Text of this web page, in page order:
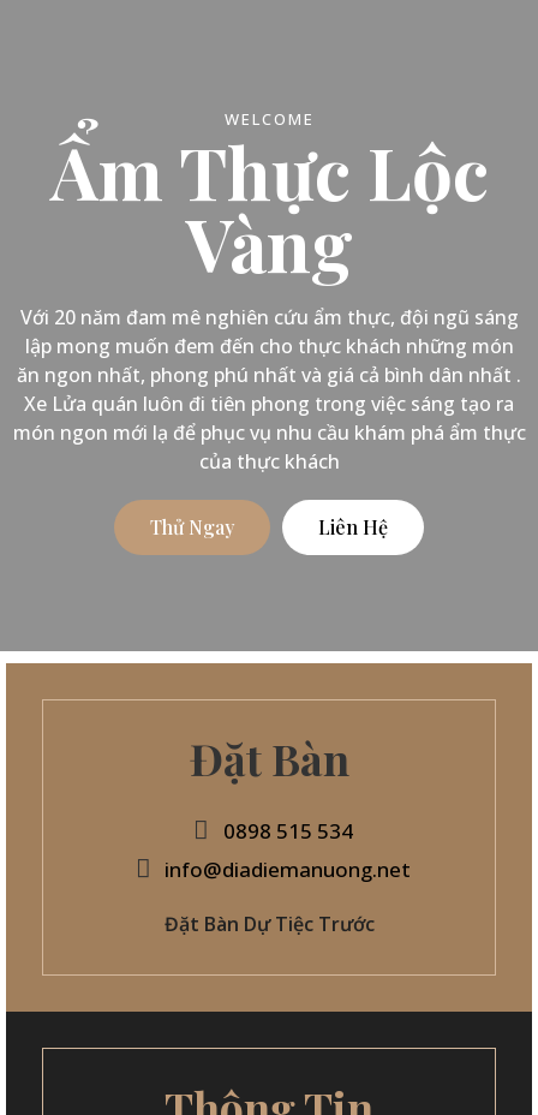
WELCOME
Ẩm Thực Lộc
Vàng
Với 20 năm đam mê nghiên cứu ẩm thực, đội ngũ sáng
lập mong muốn đem đến cho thực khách những món
ăn ngon nhất, phong phú nhất và giá cả bình dân nhất .
Xe Lửa quán luôn đi tiên phong trong việc sáng tạo ra
món ngon mới lạ để phục vụ nhu cầu khám phá ẩm thực
của thực khách
Thử Ngay Liên Hệ
Đặt Bàn
0898 515 534
info@diadiemanuong.net
Đặt Bàn Dự Tiệc Trước